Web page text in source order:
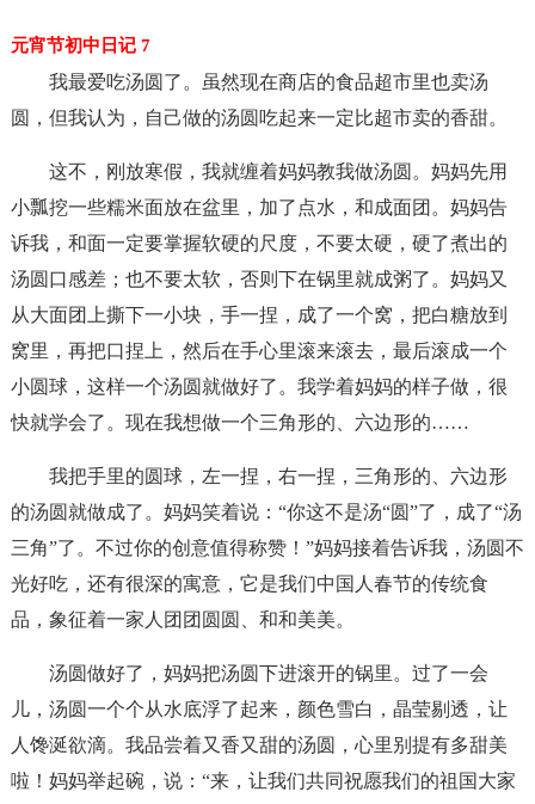
元宵节初中日记 7
我最爱吃汤圆了。虽然现在商店的食品超市里也卖汤
圆，但我认为，自己做的汤圆吃起来一定比超市卖的香甜。
这不，刚放寒假，我就缠着妈妈教我做汤圆。妈妈先用
小瓢挖一些糯米面放在盆里，加了点水，和成面团。妈妈告
诉我，和面一定要掌握软硬的尺度，不要太硬，硬了煮出的
汤圆口感差；也不要太软，否则下在锅里就成粥了。妈妈又
从大面团上撕下一小块，手一捏，成了一个窝，把白糖放到
窝里，再把口捏上，然后在手心里滚来滚去，最后滚成一个
小圆球，这样一个汤圆就做好了。我学着妈妈的样子做，很
快就学会了。现在我想做一个三角形的、六边形的……
我把手里的圆球，左一捏，右一捏，三角形的、六边形
的汤圆就做成了。妈妈笑着说：“你这不是汤“圆”了，成了“汤
三角”了。不过你的创意值得称赞！”妈妈接着告诉我，汤圆不
光好吃，还有很深的寓意，它是我们中国人春节的传统食
品，象征着一家人团团圆圆、和和美美。
汤圆做好了，妈妈把汤圆下进滚开的锅里。过了一会
儿，汤圆一个个从水底浮了起来，颜色雪白，晶莹剔透，让
人馋涎欲滴。我品尝着又香又甜的汤圆，心里别提有多甜美
啦！妈妈举起碗，说：“来，让我们共同祝愿我们的祖国大家